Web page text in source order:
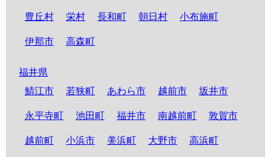
豊丘村 栄村 長和町 朝日村 小布施町
伊那市 高森町
福井県
鯖江市
若狭町 あわら市 越前市 坂井市
永平寺町 池田町 福井市 南越前町 敦賀市
越前町 小浜市 美浜町 大野市 高浜町